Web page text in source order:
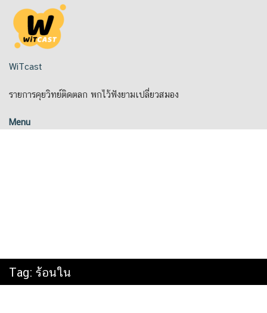
content
WiTcast
รายการคุยวิทย์ติดตลก พกไว้ฟังยามเปลี่ยวสมอง
Menu
Tag: ร้อนใน